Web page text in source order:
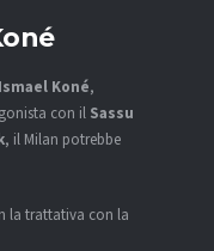
Ismael Koné,
con il Sassuolo
, il Milan potrebbe
la trattativa con la